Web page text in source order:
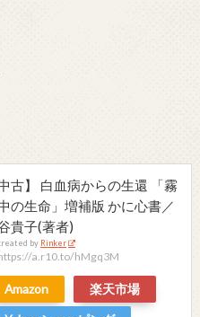
中古】 白血病からの生還 「霧
の生命」増補版 かに心書／
貴子(著者)
by Rinker
a.r10.to/hMgq3M
Amazon
楽天市場